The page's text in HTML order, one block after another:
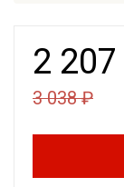
2 207
3 038₽